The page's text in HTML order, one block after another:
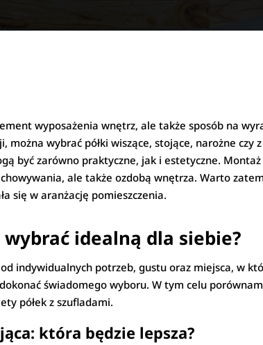
wyposażenia wnętrz, ale także sposób na
można wybrać półki wiszące, stojące, narożne
być zarówno praktyczne, jak i estetyczne.
ale także ozdobą wnętrza. Warto
się w aranżację pomieszczenia.
wybrać idealną dla siebie?
indywidualnych potrzeb, gustu oraz miejsca, w
świadomego wyboru. W tym celu
półek z szufladami.
która będzie lepsza?